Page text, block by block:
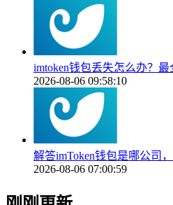
imtoken钱包丢失怎么办？
2026-08-06 09:58:10
解答imToken钱包是哪公司
2026-08-06 07:00:59